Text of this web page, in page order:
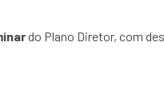
do Plano Diretor, com